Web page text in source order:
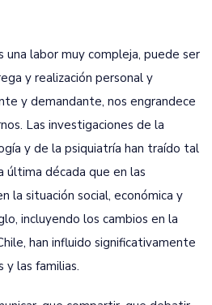
labor muy compleja, puede ser
y realización personal y
y demandante, nos engrandece
Las investigaciones de la
y de la psiquiatría han traído tal
última década que en las
la situación social, económica y
incluyendo los cambios en la
han influido significativamente
y las familias.